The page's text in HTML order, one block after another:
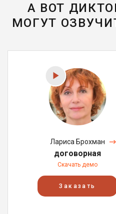
А ВОТ
МОГУТ
Лариса Брохман
договорная
Скачать демо
Заказать